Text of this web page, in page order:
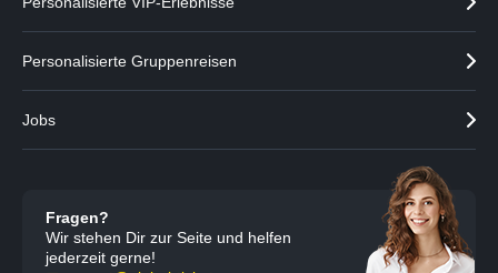
Personalisierte Gruppenreisen
Jobs
Fragen?
Wir stehen Dir zur Seite und helfen
jederzeit gerne!